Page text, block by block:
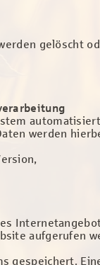
gelöscht
werden
aufgerufen
gespeichert.